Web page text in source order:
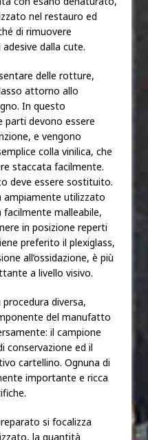
nel restauro ed
di rimuovere
dalla cute.
delle rotture,
attorno allo
In questo
parti devono essere
e vengono
colla vinilica, che
staccata facilmente.
deve essere sostituito.
ampiamente utilizzato
malleabile,
in posizione reperti
preferito il plexiglass,
all’ossidazione, è più
a livello visivo.
procedura diversa,
del manufatto
il campione
conservazione ed il
cartellino. Ognuna di
importante e ricca
si focalizza
la quantità